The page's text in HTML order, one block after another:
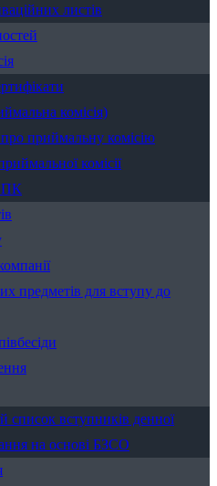
листів
комісія)
приймальну комісію
комісії
ПК
предметів для вступу до
список вступників денної
на основі БЗСО